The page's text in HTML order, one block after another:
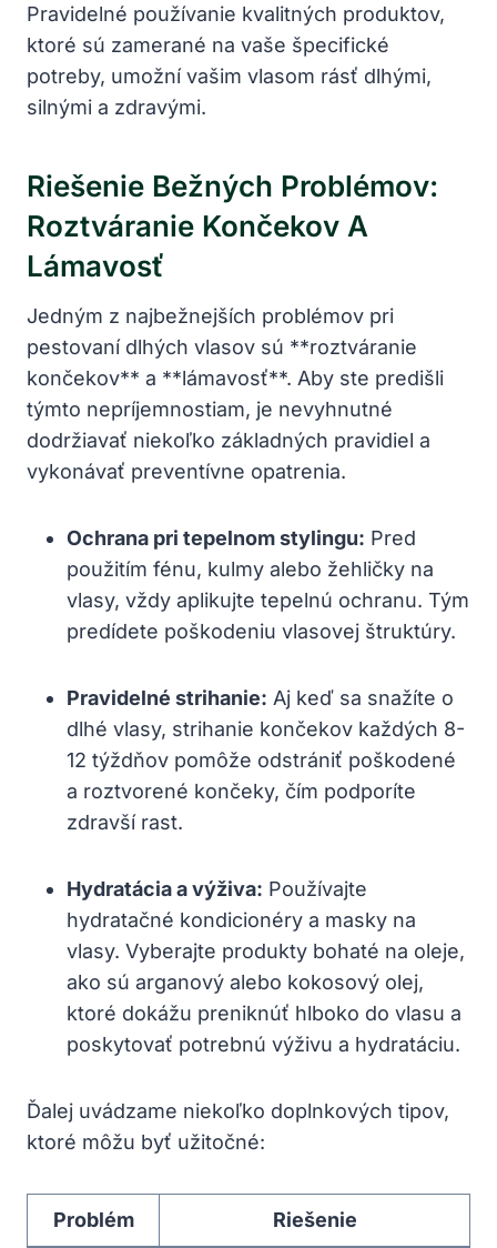
Pravidelné používanie kvalitných produktov,
ktoré sú zamerané na vaše špecifické
potreby, umožní vašim ‌vlasom​ rásť dlhými,
silnými a⁢ zdravými.
Riešenie ⁤bežných Problémov:
Roztváranie Končekov ‍a ​
Lámavosť
Jedným z najbežnejších problémov pri
pestovaní dlhých vlasov sú **roztváranie
končekov**⁣ a **lámavosť**. Aby⁤ ste predišli
⁤týmto nepríjemnostiam, je nevyhnutné
dodržiavať⁤ niekoľko základných pravidiel a
vykonávať preventívne opatrenia.
Ochrana pri tepelnom stylingu: ‍Pred​
použitím fénu, kulmy alebo žehličky ‍na
vlasy, vždy aplikujte tepelnú ochranu. Tým
predídete poškodeniu vlasovej štruktúry.
Pravidelné ⁢strihanie: Aj keď ‌sa snažíte o
‍dlhé ⁣vlasy, strihanie končekov ‍každých 8-
12 týždňov pomôže ⁣odstrániť ⁢poškodené
a roztvorené končeky, čím podporíte
zdravší rast.
Hydratácia a výživa: ‌Používajte
‍hydratačné kondicionéry a masky na
‍vlasy. Vyberajte produkty bohaté na oleje,
ako ‍sú arganový alebo kokosový olej,
ktoré dokážu preniknúť‍ hlboko do vlasu a
poskytovať potrebnú⁢ výživu ‍a hydratáciu.
Ďalej uvádzame‌ niekoľko doplnkových tipov,
ktoré môžu byť⁢ užitočné:
Problém Riešenie